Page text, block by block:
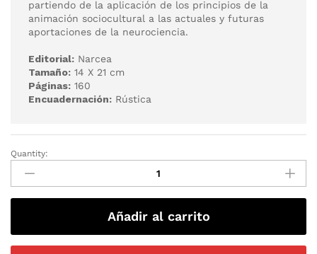
partiendo de la aplicación de los principios de la
animación sociocultural a las actuales y futuras
aportaciones de la neurociencia.
Editorial: Narcea
Tamaño: 14 X 21 cm
Páginas: 160
Encuadernación: Rústica
Quantity:
Añadir al carrito